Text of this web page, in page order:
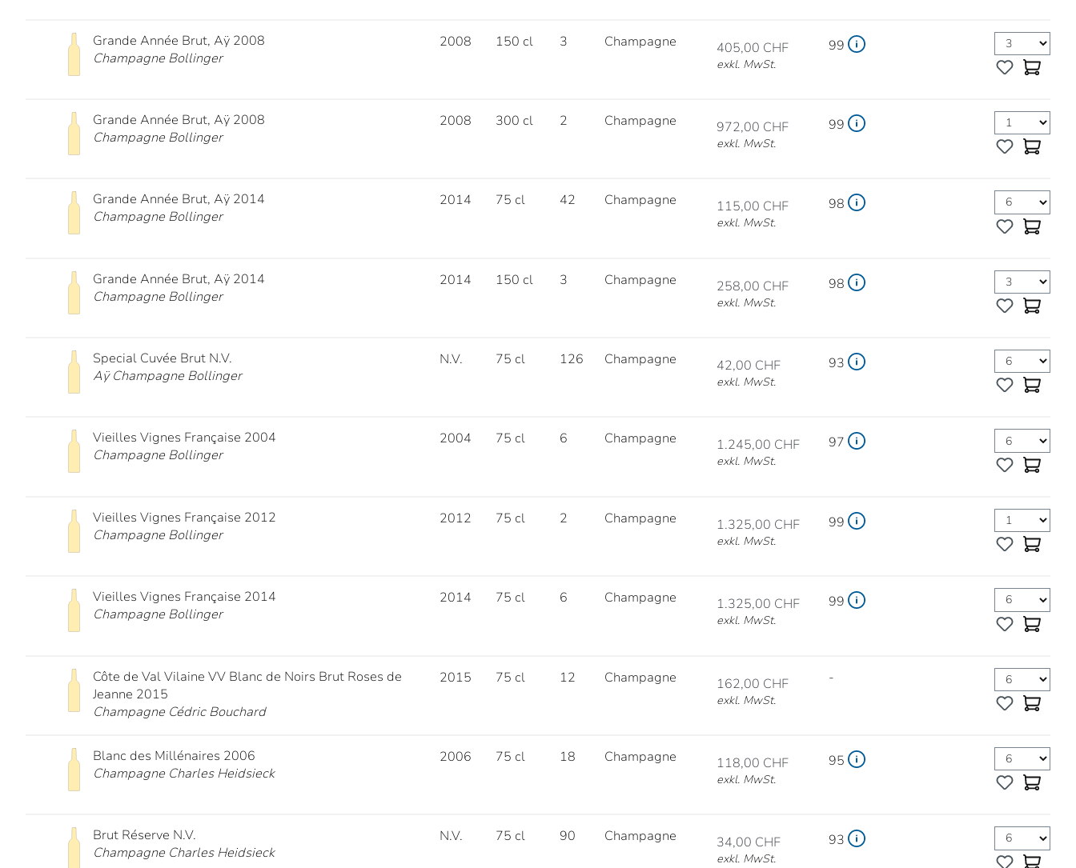
Grande Année Brut, Aÿ 2008
Champagne Bollinger
2008 150 cl 3 Champagne 405,00 CHF
exkl. MwSt.
99
Grande Année Brut, Aÿ 2008
Champagne Bollinger
2008 300 cl 2 Champagne 972,00 CHF
exkl. MwSt.
99
Grande Année Brut, Aÿ 2014
Champagne Bollinger
2014 75 cl 42 Champagne 115,00 CHF
exkl. MwSt.
98
Grande Année Brut, Aÿ 2014
Champagne Bollinger
2014 150 cl 3 Champagne 258,00 CHF
exkl. MwSt.
98
Special Cuvée Brut N.V.
Aÿ Champagne Bollinger
N.V. 75 cl 126 Champagne 42,00 CHF
exkl. MwSt.
93
Vieilles Vignes Française 2004
Champagne Bollinger
2004 75 cl 6 Champagne 1.245,00 CHF
exkl. MwSt.
97
Vieilles Vignes Française 2012
Champagne Bollinger
2012 75 cl 2 Champagne 1.325,00 CHF
exkl. MwSt.
99
Vieilles Vignes Française 2014
Champagne Bollinger
2014 75 cl 6 Champagne 1.325,00 CHF
exkl. MwSt.
99
Côte de Val Vilaine VV Blanc de Noirs Brut Roses de
Jeanne 2015
Champagne Cédric Bouchard
2015 75 cl 12 Champagne 162,00 CHF
exkl. MwSt.
-
Blanc des Millénaires 2006
Champagne Charles Heidsieck
2006 75 cl 18 Champagne 118,00 CHF
exkl. MwSt.
95
Brut Réserve N.V.
Champagne Charles Heidsieck
N.V. 75 cl 90 Champagne 34,00 CHF
exkl. MwSt.
93